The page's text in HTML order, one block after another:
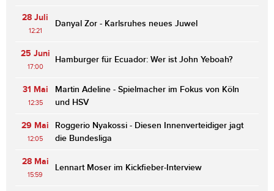
28 Juli
12:21
Danyal Zor - Karlsruhes neues Juwel
25 Juni
17:00
Hamburger für Ecuador: Wer ist John Yeboah?
31 Mai
12:35
Martin Adeline - Spielmacher im Fokus von Köln
und HSV
29 Mai
12:05
Roggerio Nyakossi - Diesen Innenverteidiger jagt
die Bundesliga
28 Mai
15:59
Lennart Moser im Kickfieber-Interview